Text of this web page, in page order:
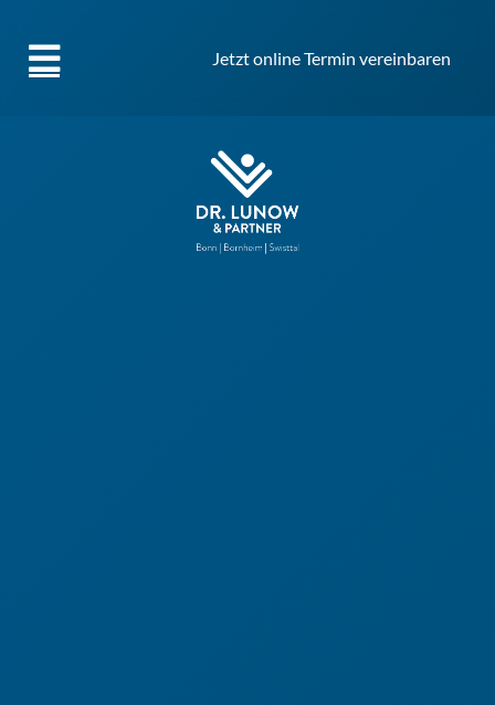
Jetzt online Termin vereinbaren